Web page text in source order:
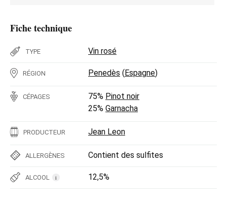
Fiche technique
TYPE Vin rosé
RÉGION Penedès (Espagne)
CÉPAGES 75% Pinot noir
25% Garnacha
PRODUCTEUR Jean Leon
ALLERGÈNES Contient des sulfites
ALCOOL i 12,5%